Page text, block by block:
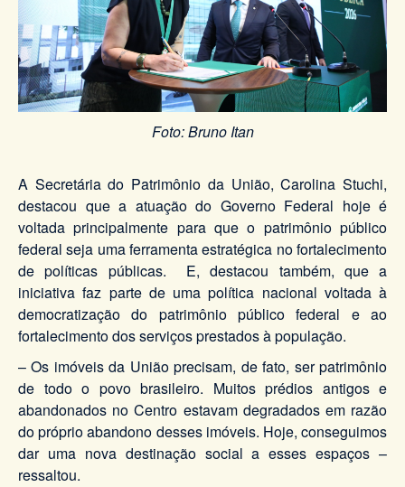
Foto: Bruno Itan
A Secretária do Patrimônio da União, Carolina Stuchi,
destacou que a atuação do Governo Federal hoje é
voltada principalmente para que o patrimônio público
federal seja uma ferramenta estratégica no fortalecimento
de políticas públicas. E, destacou também, que a
iniciativa faz parte de uma política nacional voltada à
democratização do patrimônio público federal e ao
fortalecimento dos serviços prestados à população.
– Os imóveis da União precisam, de fato, ser patrimônio
de todo o povo brasileiro. Muitos prédios antigos e
abandonados no Centro estavam degradados em razão
do próprio abandono desses imóveis. Hoje, conseguimos
dar uma nova destinação social a esses espaços –
ressaltou.